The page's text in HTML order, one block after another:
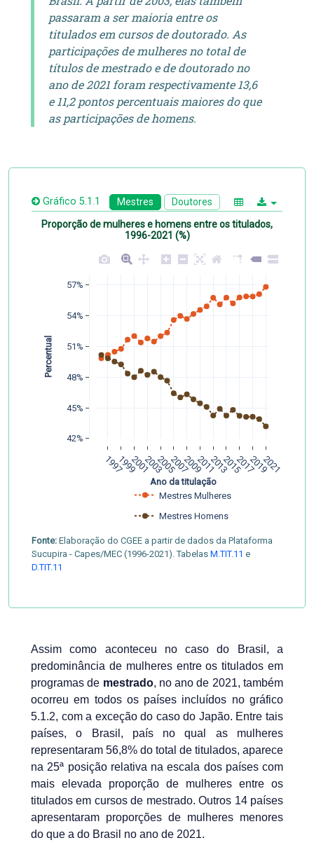
passaram a ser maioria entre os
titulados em cursos de doutorado. As
participações de mulheres no total de
títulos de mestrado e de doutorado no
ano de 2021 foram respectivamente 13,6
e 11,2 pontos percentuais maiores do que
as participações de homens.
Gráfico 5.1.1 Mestres Doutores
Proporção de mulheres e homens entre os titulados,
1996-2021 (%)
1997199920012003200520072009201120132015201720192021
42%
45%
48%
51%
54%
57%
Mestres Mulheres
Mestres Homens
Ano da titulação
Percentual
Fonte: Elaboração do CGEE a partir de dados da Plataforma
Sucupira - Capes/MEC (1996-2021). Tabelas M.TIT.11 e
D.TIT.11
Assim como aconteceu no caso do Brasil, a
predominância de mulheres entre os titulados em
programas de mestrado, no ano de 2021, também
ocorreu em todos os países incluídos no gráfico
5.1.2, com a exceção do caso do Japão. Entre tais
países, o Brasil, país no qual as mulheres
representaram 56,8% do total de titulados, aparece
na 25ª posição relativa na escala dos países com
mais elevada proporção de mulheres entre os
titulados em cursos de mestrado. Outros 14 países
apresentaram proporções de mulheres menores
do que a do Brasil no ano de 2021.